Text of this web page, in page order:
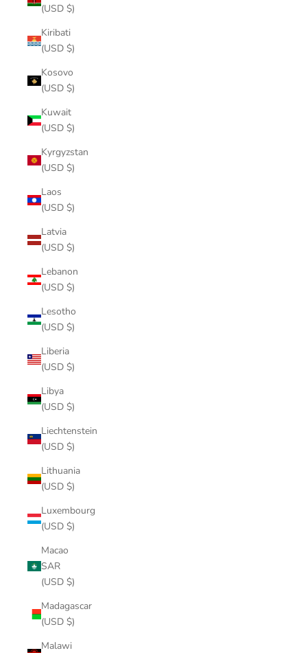
(USD $)
Kiribati
(USD $)
Kosovo
(USD $)
Kuwait
(USD $)
Kyrgyzstan
(USD $)
Laos
(USD $)
Latvia
(USD $)
Lebanon
(USD $)
Lesotho
(USD $)
Liberia
(USD $)
Libya
(USD $)
Liechtenstein
(USD $)
Lithuania
(USD $)
Luxembourg
(USD $)
Macao
SAR
(USD $)
Madagascar
(USD $)
Malawi